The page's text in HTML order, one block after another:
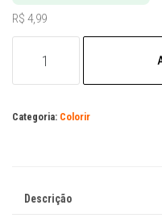
R$ 4,99
Colorir
em
Páginas
Categoria: Colorir
Descrição